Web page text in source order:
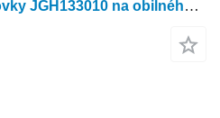
Ozubené koleso prevodovky JGH133010 na obilného kombajna John Deere